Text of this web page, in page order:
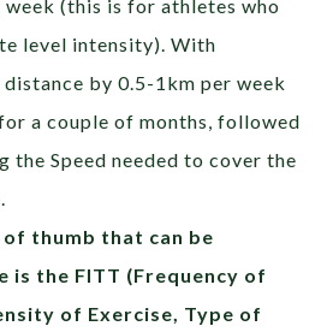
(this is for athletes who
level intensity). With
by 0.5-1km per week
a couple of months, followed
the Speed needed to cover the
thumb that can be
is the FITT (Frequency of
of Exercise, Type of